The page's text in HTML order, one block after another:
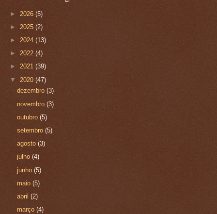
► 2026 (5)
► 2025 (2)
► 2024 (13)
► 2022 (4)
► 2021 (39)
▼ 2020 (47)
dezembro(3)
novembro(3)
outubro(5)
setembro(5)
agosto(3)
julho(4)
junho(5)
maio(5)
abril(2)
março(4)